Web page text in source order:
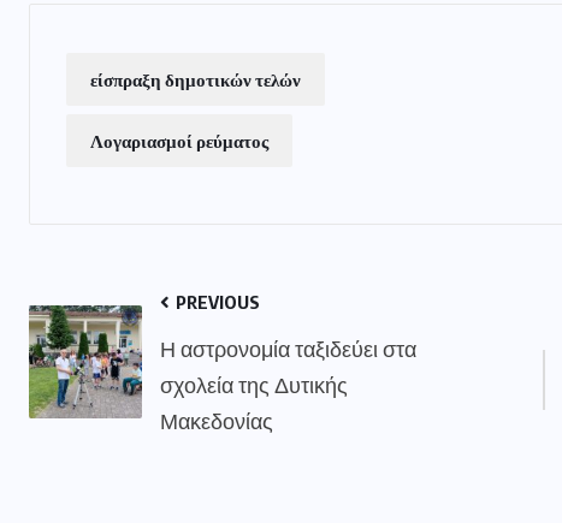
είσπραξη δημοτικών τελών
Λογαριασμοί ρεύματος
PREVIOUS
Η αστρονομία ταξιδεύει στα
σχολεία της Δυτικής
Μακεδονίας